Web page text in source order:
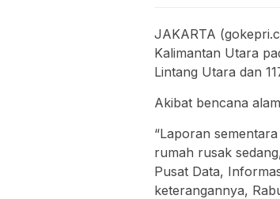
JAKARTA
Kalimantan Utara
Lintang Utara dan
Akibat bencana
“Laporan
rumah rusak
Pusat Data,
keterangannya,